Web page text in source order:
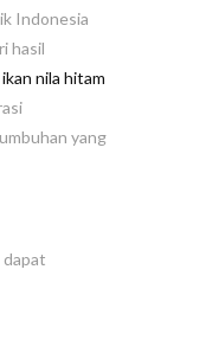
Indonesia
hasil
ikan nila hitam
yang
dapat